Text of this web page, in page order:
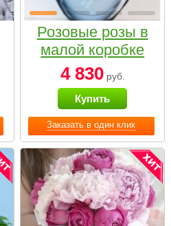
Заказать в один клик
Розовые розы в
малой коробке
4 830руб.
Купить